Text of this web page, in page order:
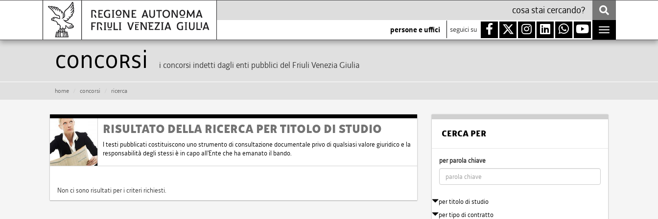
persone e uffici seguici su
Toggle
navigation
Concorsi i concorsi indetti dagli enti pubblici del Friuli Venezia Giulia
home concorsi ricerca
RISULTATO DELLA RICERCA PER TITOLO DI STUDIO
I testi pubblicati costituiscono uno strumento di consultazione documentale privo di qualsiasi valore giuridico e la
responsabilità degli stessi è in capo all'Ente che ha emanato il bando.
Non ci sono risultati per i criteri richiesti.
CERCA PER
per parola chiave
per titolo di studio
per tipo di contratto